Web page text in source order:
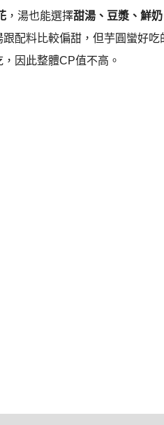
，湯也能選擇甜湯、豆漿、鮮奶
配料比較偏甜，但芋圓蠻好吃
因此整體CP值不高。